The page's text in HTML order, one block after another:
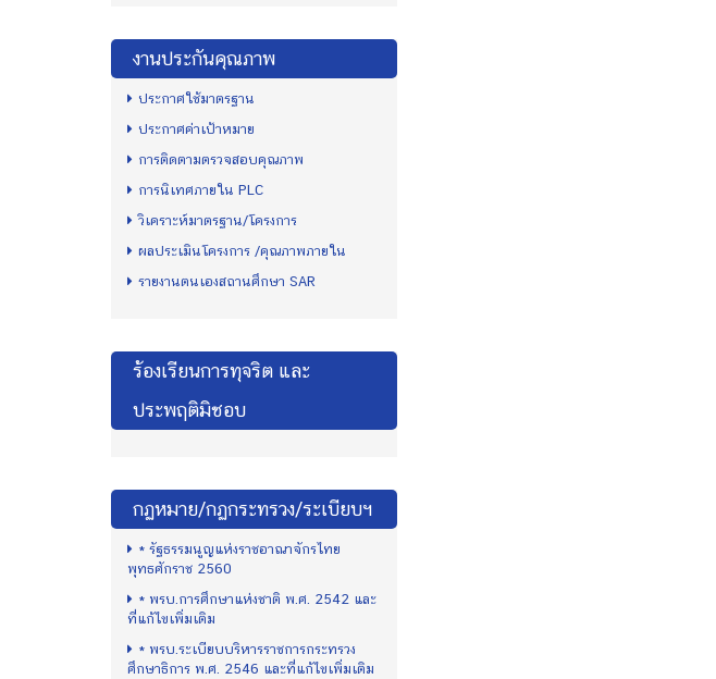
งานประกันคุณภาพ
ประกาศใช้มาตรฐาน
ประกาศค่าเป้าหมาย
การติดตามตรวจสอบคุณภาพ
การนิเทศภายใน PLC
วิเคราะห์มาตรฐาน/โครงการ
ผลประเมินโครงการ /คุณภาพภายใน
รายงานตนเองสถานศึกษา SAR
ร้องเรียนการทุจริต และ
ประพฤติมิชอบ
กฏหมาย/กฏกระทรวง/ระเบียบฯ
* รัฐธรรมนูญแห่งราชอาณาจักรไทย
พุทธศักราช 2560
* พรบ.การศึกษาแห่งชาติ พ.ศ. 2542 และ
ที่แก้ไขเพิ่มเติม
* พรบ.ระเบียบบริหารราชการกระทรวง
ศึกษาธิการ พ.ศ. 2546 และที่แก้ไขเพิ่มเติม